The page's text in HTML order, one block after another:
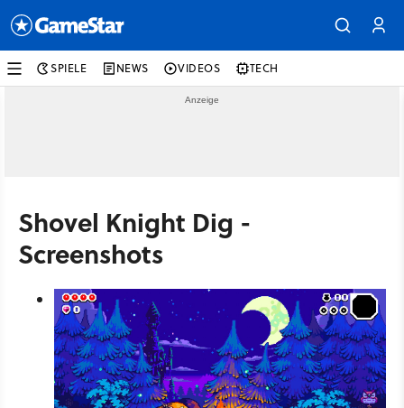
SPIELE NEWS VIDEOS TECH
Shovel Knight Dig -
Screenshots